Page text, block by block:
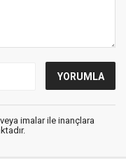
imalar ile inançlara